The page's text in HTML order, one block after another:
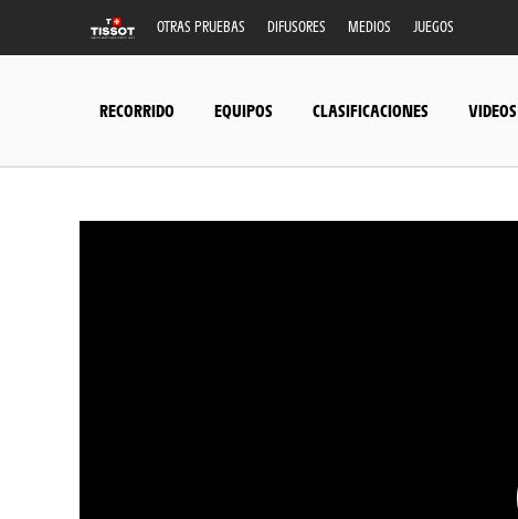
OTRAS PRUEBAS DIFUSORES MEDIOS JUEGOS
RECORRIDO EQUIPOS CLASIFICACIONES VIDEOS